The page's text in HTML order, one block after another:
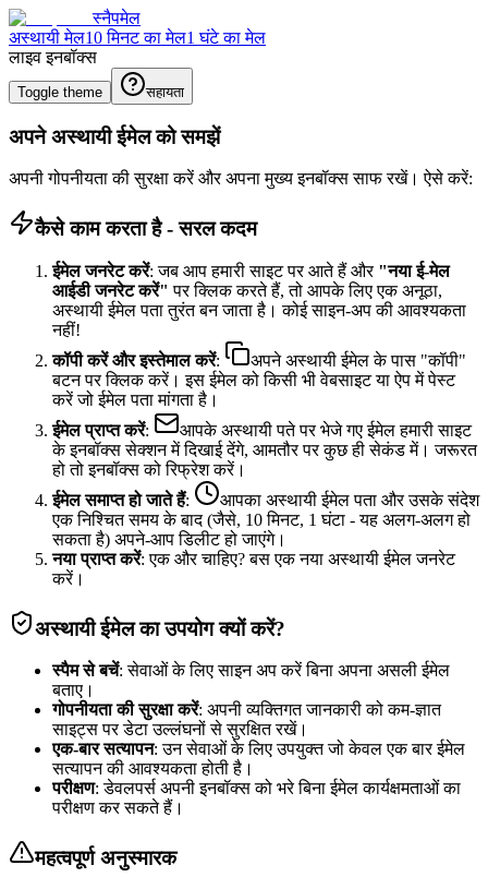
स्नैपमेल
अस्थायी मेल10 मिनट का मेल1 घंटे का मेल
लाइव इनबॉक्स
Toggle theme सहायता
अपने अस्थायी ईमेल को समझें
अपनी गोपनीयता की सुरक्षा करें और अपना मुख्य इनबॉक्स साफ रखें। ऐसे करें:
कैसे काम करता है - सरल कदम
ईमेल जनरेट करें: जब आप हमारी साइट पर आते हैं और "नया ई-मेल
आईडी जनरेट करें" पर क्लिक करते हैं, तो आपके लिए एक अनूठा,
अस्थायी ईमेल पता तुरंत बन जाता है। कोई साइन-अप की आवश्यकता
नहीं!
कॉपी करें और इस्तेमाल करें:
अपने अस्थायी ईमेल के पास "कॉपी"
बटन पर क्लिक करें। इस ईमेल को किसी भी वेबसाइट या ऐप में पेस्ट
करें जो ईमेल पता मांगता है।
ईमेल प्राप्त करें:
आपके अस्थायी पते पर भेजे गए ईमेल हमारी साइट
के इनबॉक्स सेक्शन में दिखाई देंगे, आमतौर पर कुछ ही सेकंड में। जरूरत
हो तो इनबॉक्स को रिफ्रेश करें।
ईमेल समाप्त हो जाते हैं:
आपका अस्थायी ईमेल पता और उसके संदेश
एक निश्चित समय के बाद (जैसे, 10 मिनट, 1 घंटा - यह अलग-अलग हो
सकता है) अपने-आप डिलीट हो जाएंगे।
नया प्राप्त करें: एक और चाहिए? बस एक नया अस्थायी ईमेल जनरेट
करें।
अस्थायी ईमेल का उपयोग क्यों करें?
स्पैम से बचें: सेवाओं के लिए साइन अप करें बिना अपना असली ईमेल
बताए।
गोपनीयता की सुरक्षा करें: अपनी व्यक्तिगत जानकारी को कम-ज्ञात
साइट्स पर डेटा उल्लंघनों से सुरक्षित रखें।
एक-बार सत्यापन: उन सेवाओं के लिए उपयुक्त जो केवल एक बार ईमेल
सत्यापन की आवश्यकता होती है।
परीक्षण: डेवलपर्स अपनी इनबॉक्स को भरे बिना ईमेल कार्यक्षमताओं का
परीक्षण कर सकते हैं।
महत्वपूर्ण अनुस्मारक